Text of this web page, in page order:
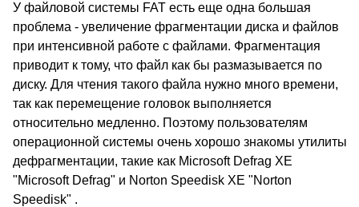
У файловой системы FAT есть еще одна большая
проблема - увеличение фрагментации диска и файлов
при интенсивной работе с файлами. Фрагментация
приводит к тому, что файл как бы размазывается по
диску. Для чтения такого файла нужно много времени,
так как перемещение головок выполняется
относительно медленно. Поэтому пользователям
операционной системы очень хорошо знакомы утилиты
дефрагментации, такие как Microsoft Defrag XE
"Microsoft Defrag" и Norton Speedisk XE "Norton
Speedisk" .